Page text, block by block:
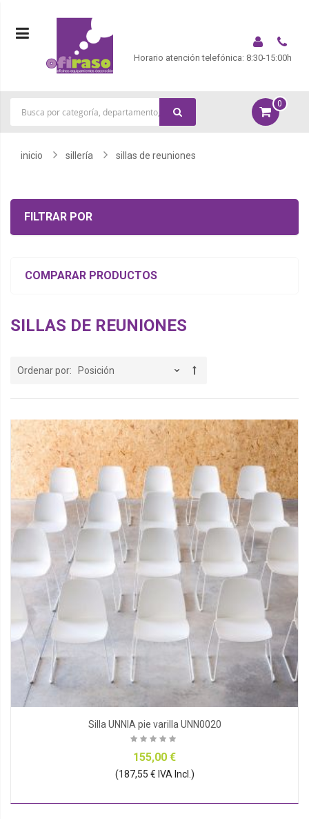
Horario atención telefónica: 8:30-15:00h
0
inicio sillería sillas de reuniones
FILTRAR POR
COMPARAR PRODUCTOS
SILLAS DE REUNIONES
Ordenar por
Silla UNNIA pie varilla UNN0020
155,00 €
(187,55 € IVA Incl.)